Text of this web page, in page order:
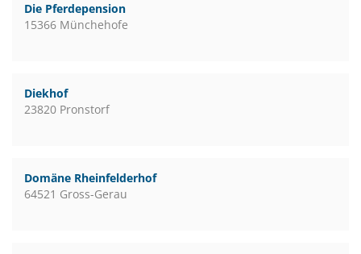
Die Pferdepension
15366 Münchehofe
Diekhof
23820 Pronstorf
Domäne Rheinfelderhof
64521 Gross-Gerau